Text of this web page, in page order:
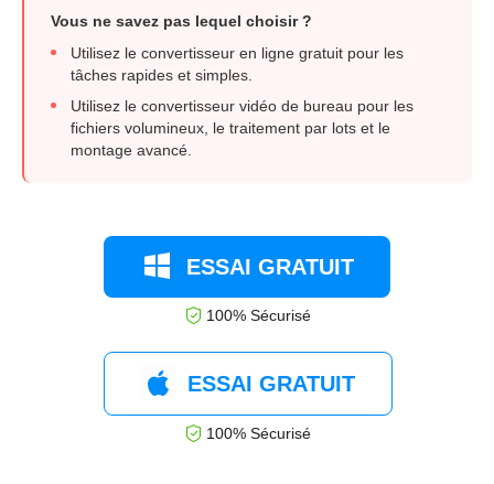
Vous ne savez pas lequel choisir ?
Utilisez le convertisseur en ligne gratuit pour les
tâches rapides et simples.
Utilisez le convertisseur vidéo de bureau pour les
fichiers volumineux, le traitement par lots et le
montage avancé.
ESSAI GRATUIT
100% Sécurisé
ESSAI GRATUIT
100% Sécurisé